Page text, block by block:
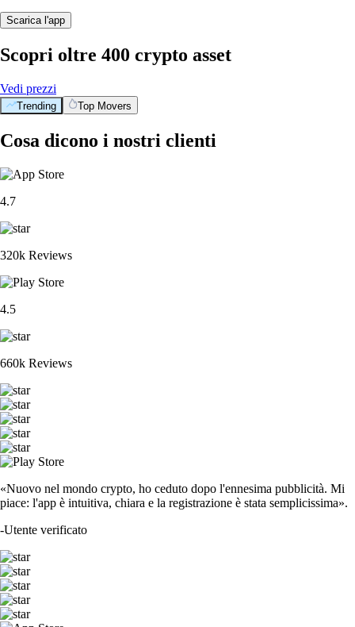
Scarica l'app
Scopri oltre 400 crypto asset
Vedi prezzi
Trending Top Movers
Cosa dicono i nostri clienti
4.7
320k Reviews
4.5
660k Reviews
«Nuovo nel mondo crypto, ho ceduto dopo l'ennesima pubblicità. Mi
piace: l'app è intuitiva, chiara e la registrazione è stata semplicissima».
-Utente verificato